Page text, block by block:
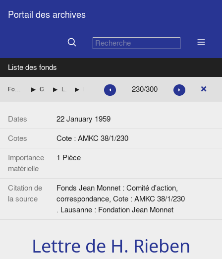
Portail des archives
Liste des fonds
Fonds Jean Monnet : Comité d'action, correspondance CENTRE DE RECHERCHES EUROPEENNES DE LAUSANNE Liste des personnalités et Correspondance avec Henri RIEBEN jusqu'en 1960 inclus. 230/300
Dates
22 January 1959
Cotes
Cote : AMKC 38/1/230
Importance
matérielle
1 Pièce
Citation de
la source
Fonds Jean Monnet : Comité d'action,
correspondance, Cote : AMKC 38/1/230
. Lausanne : Fondation Jean Monnet
Lettre de H. Rieben